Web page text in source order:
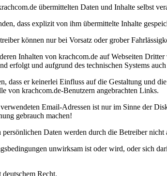
übermittelten Daten und Inhalte selbst
dass explizit von ihm übermittelte Inhalte
können nur bei Vorsatz oder grober
Inhalten von krachcom.de auf Webseiten
erfolgt und aufgrund des technischen Systems
dass er keinerlei Einfluss auf die Gestaltung und
von krachcom.de-Benutzern angebrachten Links.
Email-Adressen ist nur im Sinne der
gebrauch machen!
persönlichen Daten werden durch die Betreiber
unwirksam ist oder wird, oder sich
Recht.